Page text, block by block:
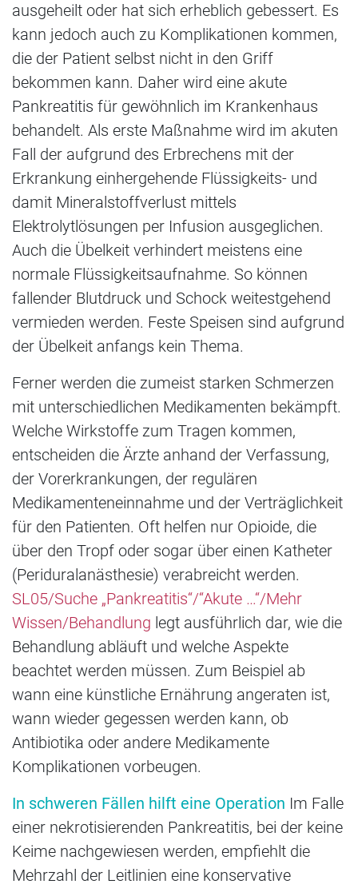
ausgeheilt oder hat sich erheblich gebessert. Es
kann jedoch auch zu Komplikationen kommen,
die der Patient selbst nicht in den Griff
bekommen kann. Daher wird eine akute
Pankreatitis für gewöhnlich im Krankenhaus
behandelt. Als erste Maßnahme wird im akuten
Fall der aufgrund des Erbrechens mit der
Erkrankung einhergehende Flüssigkeits- und
damit Mineralstoffverlust mittels
Elektrolytlösungen per Infusion ausgeglichen.
Auch die Übelkeit verhindert meistens eine
normale Flüssigkeitsaufnahme. So können
fallender Blutdruck und Schock weitestgehend
vermieden werden. Feste Speisen sind aufgrund
der Übelkeit anfangs kein Thema.
Ferner werden die zumeist starken Schmerzen
mit unterschiedlichen Medikamenten bekämpft.
Welche Wirkstoffe zum Tragen kommen,
entscheiden die Ärzte anhand der Verfassung,
der Vorerkrankungen, der regulären
Medikamenteneinnahme und der Verträglichkeit
für den Patienten. Oft helfen nur Opioide, die
über den Tropf oder sogar über einen Katheter
(Periduralanästhesie) verabreicht werden.
SL05/Suche „Pankreatitis“/“Akute …“/Mehr
Wissen/Behandlung legt ausführlich dar, wie die
Behandlung abläuft und welche Aspekte
beachtet werden müssen. Zum Beispiel ab
wann eine künstliche Ernährung angeraten ist,
wann wieder gegessen werden kann, ob
Antibiotika oder andere Medikamente
Komplikationen vorbeugen.
In schweren Fällen hilft eine Operation Im Falle
einer nekrotisierenden Pankreatitis, bei der keine
Keime nachgewiesen werden, empfiehlt die
Mehrzahl der Leitlinien eine konservative